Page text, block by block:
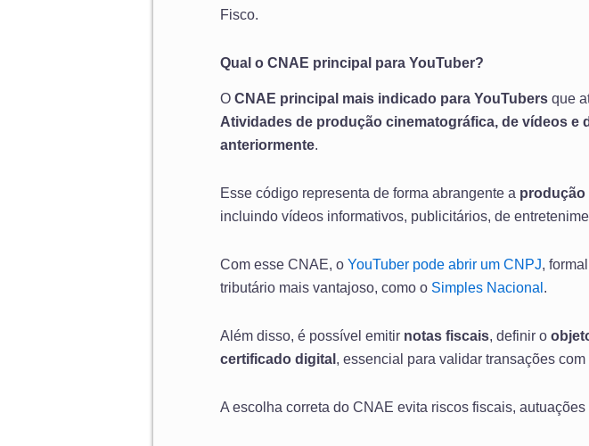
Fisco.
Qual o CNAE principal para YouTuber?
O CNAE principal mais indicado para YouTubers que
Atividades de produção cinematográfica, de vídeos e
anteriormente.
Esse código representa de forma abrangente a produção
incluindo vídeos informativos, publicitários, de
Com esse CNAE, o YouTuber pode abrir um CNPJ,
tributário mais vantajoso, como o Simples Nacional .
Além disso, é possível emitir notas fiscais, definir o
certificado digital , essencial para validar transações
A escolha correta do CNAE evita riscos fiscais,